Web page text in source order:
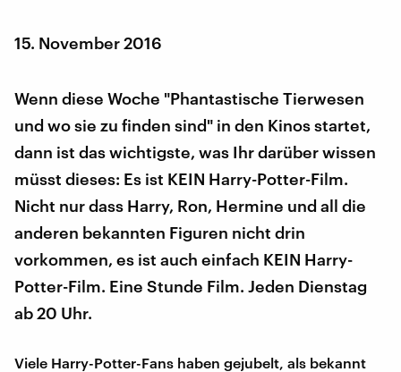
15. November 2016
Wenn diese Woche "Phantastische Tierwesen
und wo sie zu finden sind" in den Kinos startet,
dann ist das wichtigste, was Ihr darüber wissen
müsst dieses: Es ist KEIN Harry-Potter-Film.
Nicht nur dass Harry, Ron, Hermine und all die
anderen bekannten Figuren nicht drin
vorkommen, es ist auch einfach KEIN Harry-
Potter-Film. Eine Stunde Film. Jeden Dienstag
ab 20 Uhr.
Viele Harry-Potter-Fans haben gejubelt, als bekannt